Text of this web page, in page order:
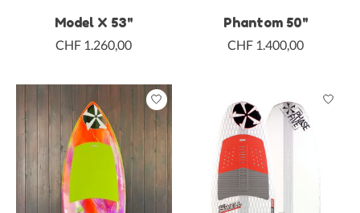
Model X 53"
CHF 1.260,00
Phantom 50"
CHF 1.400,00